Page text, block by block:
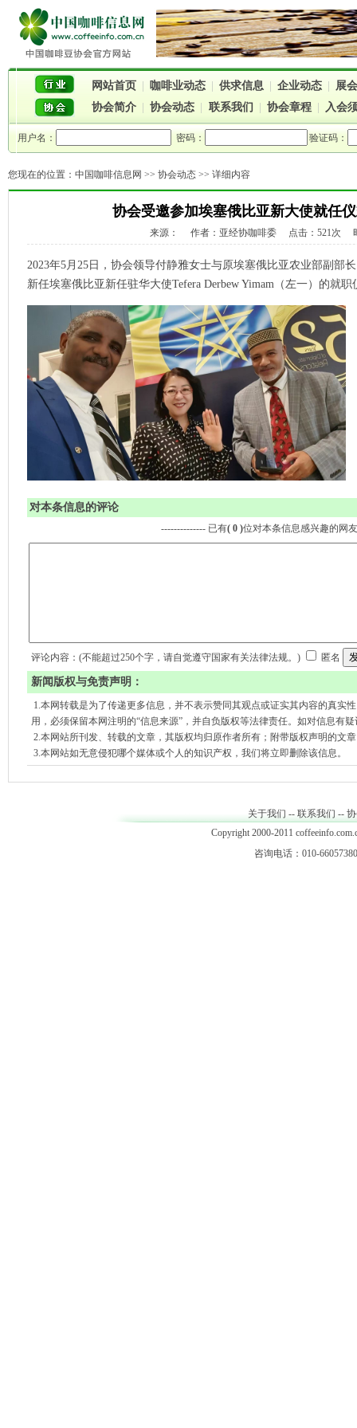
网站首页 咖啡业动态 供求信息 企业动态
展
协会简介
协会动态 联系我们 协会章程 入会
用户名： 密码： 验证码：
您现在的位置： 中国咖啡信息网 >> 协会动态 >> 详细内容
协会受邀参加埃塞俄比亚新大使就任仪
来源： 作者：亚经协咖啡委 点击：521次 时
2023年5月25日，协会领导付静雅女士与原埃塞俄比亚农业部副部
新任埃塞俄比亚新任驻华大使Tefera Derbew Yimam（左一）的就职
对本条信息的评论
-------------- 已有( 0 )位对本条信息感兴趣的网
评论内容：(不能超过250个字，请自觉遵守国家有关法律法规。) 匿名
新闻版权与免责声明：
1.本网转载是为了传递更多信息，并不表示赞同其观点或证实其内容的真实
用，必须保留本网注明的“信息来源”，并自负版权等法律责任。如对信息有
2.本网站所刊发、转载的文章，其版权均归原作者所有；附带版权声明的文
3.本网站如无意侵犯哪个媒体或个人的知识产权，我们将立即删除该信息。
关于我们 -- 联系我们 --
Copyright 2000-2011
咨询电话：010-